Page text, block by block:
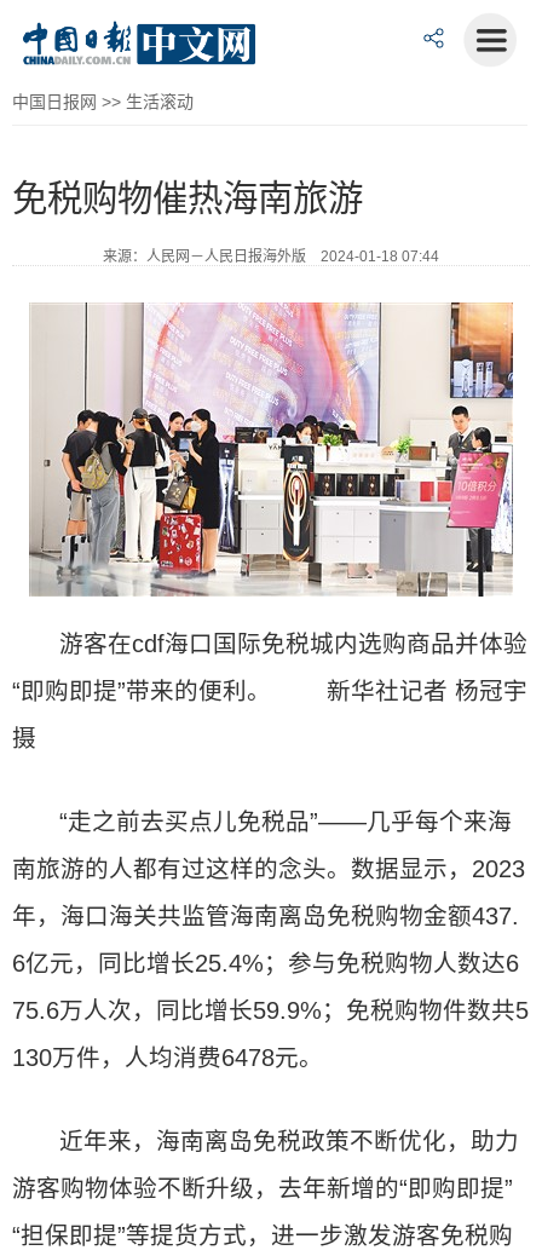
中国日报网 >> 生活滚动
免税购物催热海南旅游
来源：人民网－人民日报海外版 2024-01-18 07:44
游客在cdf海口国际免税城内选购商品并体验
“即购即提”带来的便利。 新华社记者 杨冠宇
摄
“走之前去买点儿免税品”——几乎每个来海
南旅游的人都有过这样的念头。数据显示，2023
年，海口海关共监管海南离岛免税购物金额437.
6亿元，同比增长25.4%；参与免税购物人数达6
75.6万人次，同比增长59.9%；免税购物件数共5
130万件，人均消费6478元。
近年来，海南离岛免税政策不断优化，助力
游客购物体验不断升级，去年新增的“即购即提”
“担保即提”等提货方式，进一步激发游客免税购